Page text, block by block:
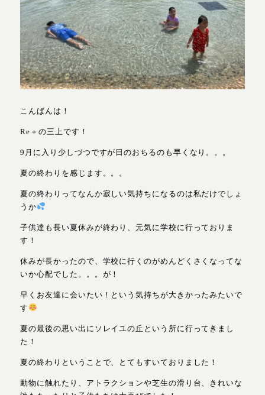
こんばんは！
Re＋の三上です！
9月に入り少しづつですが日のおちるのも早くなり。。。
夏の終わりを感じます。。。
夏の終わりってなんか寂しい気持ちになるのは私だけでしょ
うか
子供達も長い夏休みが終わり、元気に学校に行っておりま
す！
休みが長かったので、学校に行くのがめんどくさくなってな
いか心配でした。。。が！
早くお友達に会いたい！という気持ちが大きかったみたいで
す
夏の最後の思い出にソレイユの丘という所に行ってきまし
た！
夏の終わりということで、とてもすいておりました！
動物に触れたり、アトラクションや芝生の滑り台、きれいな